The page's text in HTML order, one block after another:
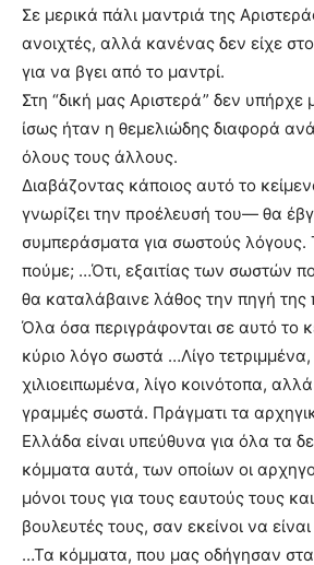
Σε μερικά πάλι μαντριά της
ανοιχτές, αλλά κανένας δεν είχε
για να βγει από το μαντρί.
Στη “δική μας Αριστερά” δεν υπήρχε
ίσως ήταν η θεμελιώδης διαφορά
όλους τους άλλους.
Διαβάζοντας κάποιος αυτό το
γνωρίζει την προέλευσή του— θα
συμπεράσματα για σωστούς λόγους.
πούμε; …Ότι, εξαιτίας των σωστών
θα καταλάβαινε λάθος την πηγή της
Όλα όσα περιγράφονται σε αυτό το
κύριο λόγο σωστά …Λίγο τετριμμένα,
χιλιοειπωμένα, λίγο κοινότοπα,
γραμμές σωστά. Πράγματι τα
Ελλάδα είναι υπεύθυνα για όλα τα
κόμματα αυτά, των οποίων οι
μόνοι τους για τους εαυτούς τους
βουλευτές τους, σαν εκείνοι να
…Τα κόμματα, που μας οδήγησαν